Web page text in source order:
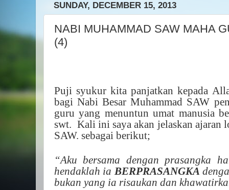
SUNDAY, DECEMBER 15, 2013
NABI MUHAMMAD SAW MAHA
(4)
Puji syukur kita panjatkan kepada
bagi Nabi Besar Muhammad SAW
guru yang menuntun umat manusia
swt. Kali ini saya akan jelaskan ajaran
SAW. sebagai berikut;
“Aku bersama dengan prasangka
hendaklah ia BERPRASANGKA
bukan yang ia risaukan dan